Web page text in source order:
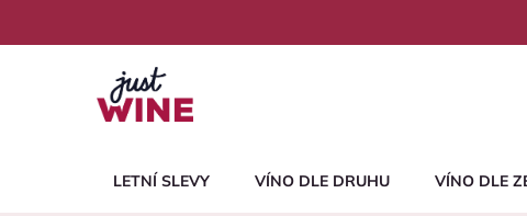
LETNÍ SLEVY VÍNO DLE DRUHU VÍNO DLE